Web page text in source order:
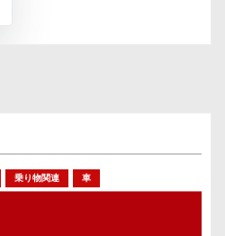
乗り物関連 車